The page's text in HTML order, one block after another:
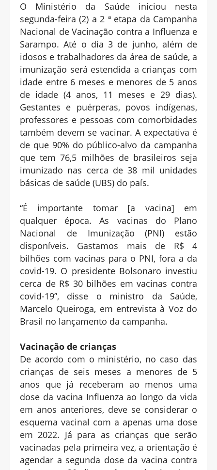
O Ministério da Saúde iniciou nesta
segunda-feira (2) a 2 ª etapa da Campanha
Nacional de Vacinação contra a Influenza e
Sarampo. Até o dia 3 de junho, além de
idosos e trabalhadores da área de saúde, a
imunização será estendida a crianças com
idade entre 6 meses e menores de 5 anos
de idade (4 anos, 11 meses e 29 dias).
Gestantes e puérperas, povos indígenas,
professores e pessoas com comorbidades
também devem se vacinar. A expectativa é
de que 90% do público-alvo da campanha
que tem 76,5 milhões de brasileiros seja
imunizado nas cerca de 38 mil unidades
básicas de saúde (UBS) do país.
“É importante tomar [a vacina] em
qualquer época. As vacinas do Plano
Nacional de Imunização (PNI) estão
disponíveis. Gastamos mais de R$ 4
bilhões com vacinas para o PNI, fora a da
covid-19. O presidente Bolsonaro investiu
cerca de R$ 30 bilhões em vacinas contra
covid-19”, disse o ministro da Saúde,
Marcelo Queiroga, em entrevista à Voz do
Brasil no lançamento da campanha.
Vacinação de crianças
De acordo com o ministério, no caso das
crianças de seis meses a menores de 5
anos que já receberam ao menos uma
dose da vacina Influenza ao longo da vida
em anos anteriores, deve se considerar o
esquema vacinal com a apenas uma dose
em 2022. Já para as crianças que serão
vacinadas pela primeira vez, a orientação é
agendar a segunda dose da vacina contra